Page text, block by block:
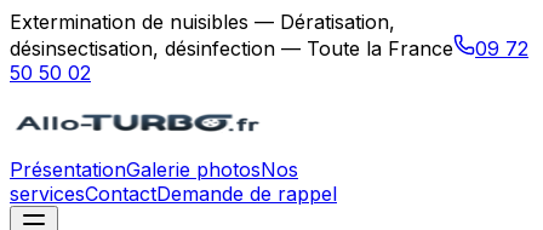
Extermination de nuisibles — Dératisation,
désinsectisation, désinfection — Toute la France
09 72
50 50 02
PrésentationGalerie photosNos
servicesContactDemande de rappel